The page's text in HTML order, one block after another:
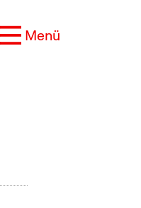
Menü